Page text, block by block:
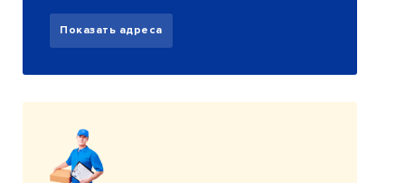
Показать адреса